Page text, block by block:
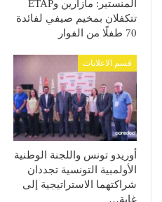
المنستير: مازارين وETAP
تتكفلان بمخيم صيفي لفائدة
70 طفلًا من الفوار
قسم الاعلانات
أوريدو تونس واللجنة الوطنية
الأولمبية التونسية تجددان
شراكتهما الاستراتيجية إلى
غاية…